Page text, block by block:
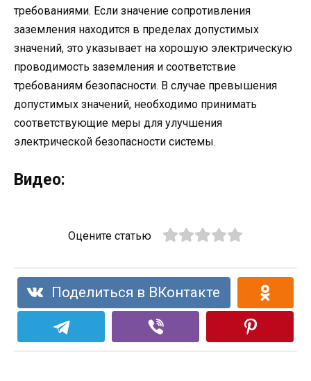
требованиями. Если значение сопротивления
заземления находится в пределах допустимых
значений, это указывает на хорошую электрическую
проводимость заземления и соответствие
требованиям безопасности. В случае превышения
допустимых значений, необходимо принимать
соответствующие меры для улучшения
электрической безопасности системы.
Видео:
Оцените статью
Поделиться в ВКонтакте